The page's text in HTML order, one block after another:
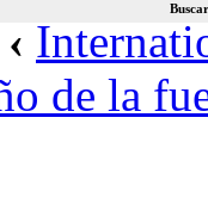
Buscar
‹
de la